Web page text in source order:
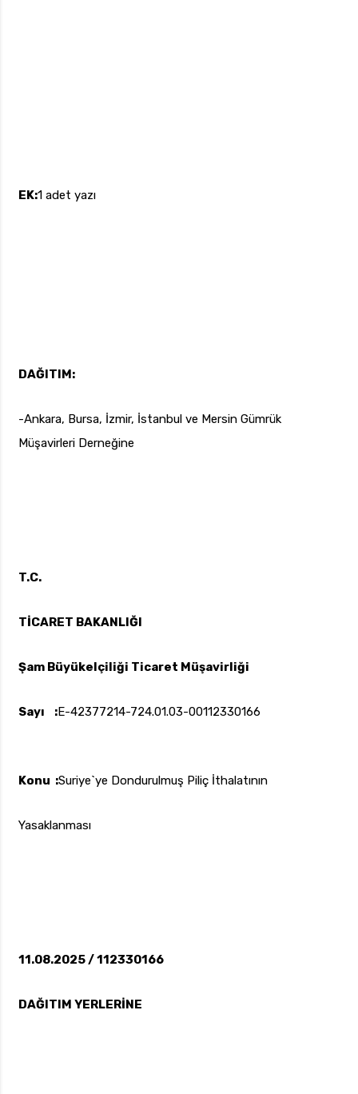
EK:1 adet yazı
DAĞITIM:
-Ankara, Bursa, İzmir, İstanbul ve Mersin Gümrük
Müşavirleri Derneğine
T.C.
TİCARET BAKANLIĞI
Şam Büyükelçiliği Ticaret Müşavirliği
Sayı :E-42377214-724.01.03-00112330166
Konu :Suriye`ye Dondurulmuş Piliç İthalatının
Yasaklanması
11.08.2025 / 112330166
DAĞITIM YERLERİNE